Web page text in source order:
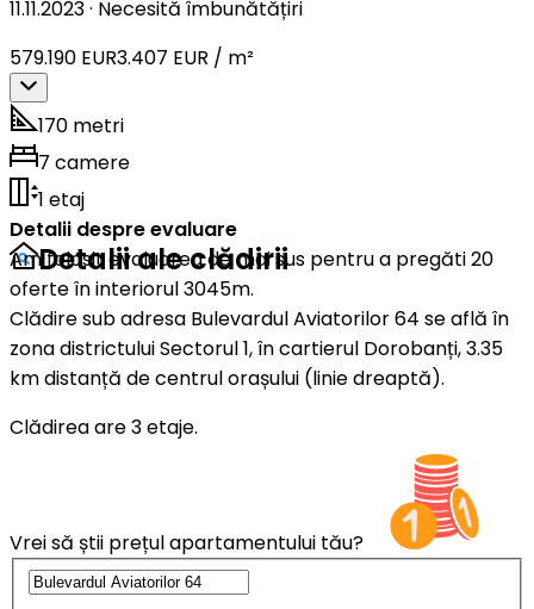
11.11.2023· Necesită îmbunătățiri
579.190 EUR3.407 EUR / m²
170 metri
7 camere
1 etaj
Detalii despre evaluare
Am folosit evaluarea de mai sus pentru a pregăti 20
oferte în interiorul 3045m.
Detalii ale clădirii
Clădire sub adresa Bulevardul Aviatorilor 64 se află în
zona districtului Sectorul 1, în cartierul Dorobanți, 3.35
km distanță de centrul orașului (linie dreaptă).
Clădirea are 3 etaje.
Vrei să știi prețul apartamentului tău?